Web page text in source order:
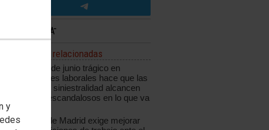
y
Noticias relacionadas
Un mes de junio trágico en
accidentes laborales hace que las
cifras de siniestralidad alcancen
niveles escandalosos en lo que va
CCOO de Madrid exige mejorar